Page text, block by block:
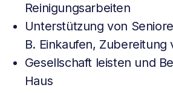
Reinigungsarbeiten
Unterstützung von
B. Einkaufen, Zubereitung
Gesellschaft leisten und
Haus